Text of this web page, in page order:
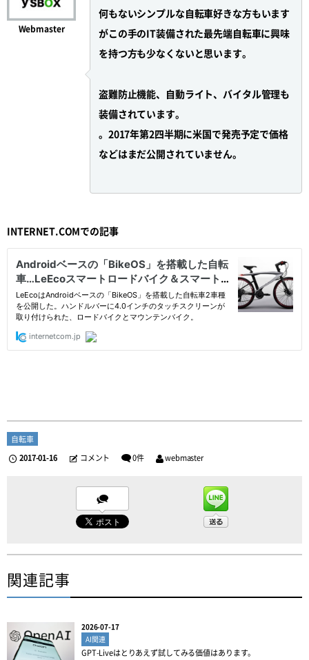
Webmaster
何もないシンプルな自転車好きな方もいます
がこの手のIT装備された最先端自転車に興味
を持つ方も少なくないと思います。
盗難防止機能、自動ライト、バイタル管理も
装備されています。
。2017年第2四半期に米国で発売予定で価格
などはまだ公開されていません。
INTERNET.COMでの記事
自転車
2017-01-16
コメント 0件 webmaster
関連記事
2026-07-17
AI関連
GPT-Liveはとりあえず試してみる価値はあります。